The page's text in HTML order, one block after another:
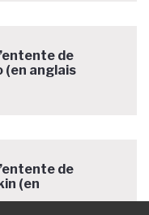
de
(en anglais
de
(en